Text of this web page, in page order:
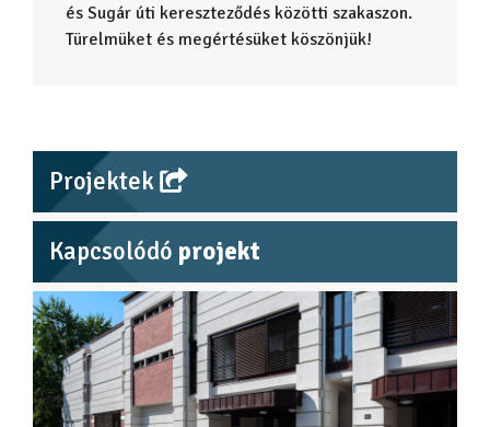
és Sugár úti kereszteződés közötti szakaszon.
Türelmüket és megértésüket köszönjük!
Projektek
Kapcsolódó projekt